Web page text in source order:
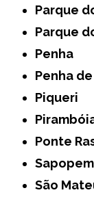
Parque
Parque
Penha
Penha
Piqueri
Ponte
São